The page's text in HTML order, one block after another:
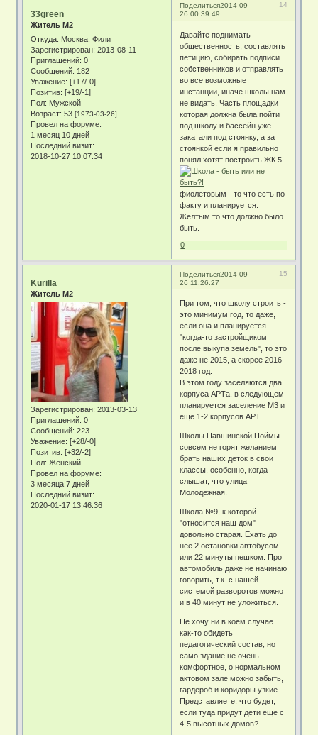
Поделиться 14
2014-09-
26 00:39:49
33green
Житель М2
Откуда: Москва. Фили
Зарегистрирован: 2013-08-11
Приглашений: 0
Сообщений: 182
Уважение: [+17/-0]
Позитив: [+19/-1]
Пол: Мужской
Возраст: 53[1973-03-26]
Провел на форуме:
1 месяц 10 дней
Последний визит:
2018-10-27 10:07:34
Давайте поднимать
общественность, составлять
петицию, собирать подписи
собственников и отправлять
во все возможные
инстанции, иначе школы нам
не видать. Часть площадки
которая должна была пойти
под школу и бассейн уже
закатали под стоянку, а за
стоянкой если я правильно
понял хотят построить ЖК 5.
фиолетовым - то что есть по
факту и планируется.
Желтым то что должно было
быть.
0
Поделиться 15
2014-09-
26 11:26:27
Kurilla
Житель М2
Зарегистрирован: 2013-03-13
Приглашений: 0
Сообщений: 223
Уважение: [+28/-0]
Позитив: [+32/-2]
Пол: Женский
Провел на форуме:
3 месяца 7 дней
Последний визит:
2020-01-17 13:46:36
При том, что школу строить -
это минимум год, то даже,
если она и планируется
"когда-то застройщиком
после выкупа земель", то это
даже не 2015, а скорее 2016-
2018 год.
В этом году заселяются два
корпуса АРТа, в следующем
планируется заселение М3 и
еще 1-2 корпусов АРТ.
Школы Павшинской Поймы
совсем не горят желанием
брать наших деток в свои
классы, особенно, когда
слышат, что улица
Молодежная.
Школа №9, к которой
"относится наш дом"
довольно старая. Ехать до
нее 2 остановки автобусом
или 22 минуты пешком. Про
автомобиль даже не начинаю
говорить, т.к. с нашей
системой разворотов можно
и в 40 минут не уложиться.
Не хочу ни в коем случае
как-то обидеть
педагогический состав, но
само здание не очень
комфортное, о нормальном
актовом зале можно забыть,
гардероб и коридоры узкие.
Представляете, что будет,
если туда придут дети еще с
4-5 высотных домов?